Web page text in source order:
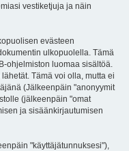
vestiketjuja ja näin
evästeen
ulkopuolella. Tämä
ohjelmiston luomaa sisältöä.
Tämä voi olla, mutta ei
(Jälkeenpäin "anonyymit
(jälkeenpäin "omat
ja sisäänkirjautumisen
"käyttäjätunnuksesi"),